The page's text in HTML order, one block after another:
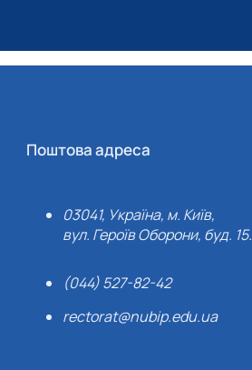
Поштова адреса
03041, Україна, м. Київ,
вул. Героїв Оборони, буд. 15.
(044) 527-82-42
rectorat@nubip.edu.ua